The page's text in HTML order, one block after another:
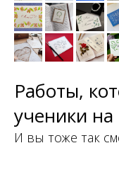
Работы,
ученики на
И вы тоже так